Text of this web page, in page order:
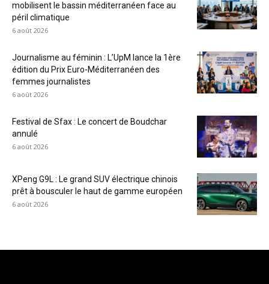
mobilisent le bassin méditerranéen face au
péril climatique
6 août 2026
Journalisme au féminin : L’UpM lance la 1ère
édition du Prix Euro-Méditerranéen des
femmes journalistes
6 août 2026
Festival de Sfax : Le concert de Boudchar
annulé
6 août 2026
XPeng G9L : Le grand SUV électrique chinois
prêt à bousculer le haut de gamme européen
6 août 2026